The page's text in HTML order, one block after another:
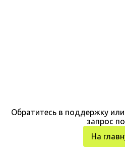
Обратитесь в поддержку
запрос
На